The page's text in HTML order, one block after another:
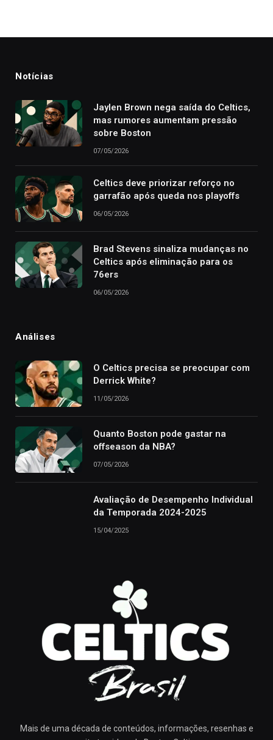
Notícias
Jaylen Brown nega saída do Celtics,
mas rumores aumentam pressão
sobre Boston
07/05/2026
Celtics deve priorizar reforço no
garrafão após queda nos playoffs
06/05/2026
Brad Stevens sinaliza mudanças no
Celtics após eliminação para os
76ers
06/05/2026
Análises
O Celtics precisa se preocupar com
Derrick White?
11/05/2026
Quanto Boston pode gastar na
offseason da NBA?
07/05/2026
Avaliação de Desempenho Individual
da Temporada 2024-2025
15/04/2025
Mais de uma década de conteúdos, informações, resenhas e